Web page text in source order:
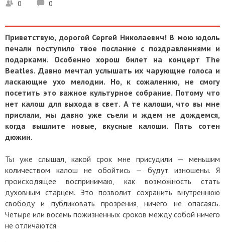
0 0
Приветствую, дорогой Сергей Николаевич! В мою юдоль
печали поступило твое послание с поздравлениями и
подарками. Особенно хорош билет на концерт The
Beatles. Давно мечтал услышать их чарующие голоса и
ласкающие ухо мелодии. Но, к сожалению, не смогу
посетить это важное культурное собрание. Потому что
нет калош для выхода в свет. А те калоши, что вы мне
прислали, мы давно уже съели и ждем не дождемся,
когда вышлите новые, вкусные калоши. Пять сотен
дюжин.
Ты уже слышал, какой срок мне присудили — меньшим
количеством калош не обойтись — будут изношены. Я
происходящее воспринимаю, как возможность стать
духовным старцем. Это позволит сохранить внутреннюю
свободу и публиковать прозрения, ничего не опасаясь.
Четыре или восемь пожизненных сроков между собой ничего
не отличаются.